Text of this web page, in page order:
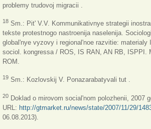
problemy trudovoj migracii .
18 Sm.: Pit' V.V. Kommunikativnye strategii
tekste protestnogo nastroenija naselenija.
global'nye vyzovy i regional'noe razvitie: materialy
sociol. kongressa / ROS, IS RAN, AN RB, ISPPI.
ROM.
19 Sm.: Kozlovskij V. Ponazarabatyvali tut .
20 Doklad o mirovom social'nom polozhenii, 2007
URL: http://gtmarket.ru/news/state/2007/11/29/
06.08.2013).